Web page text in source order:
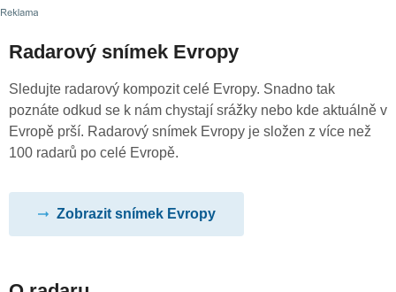
Radarový snímek Evropy
Sledujte radarový kompozit celé Evropy. Snadno tak
poznáte odkud se k nám chystají srážky nebo kde aktuálně v
Evropě prší. Radarový snímek Evropy je složen z více než
100 radarů po celé Evropě.
Zobrazit snímek Evropy